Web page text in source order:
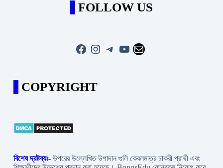
FOLLOW US
Facebook
Instagram
Telegram
YouTube
Mail
COPYRIGHT
বিশেষ দ্রষ্টব্যঃ- উপরের উল্লেখিত উপাদান গুলি কেবলমাত্র চাকরী প্রার্থী এবং